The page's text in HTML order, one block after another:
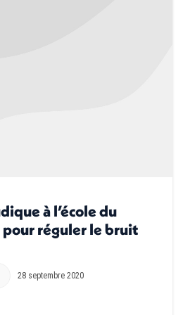
à l’école du
réguler le bruit
28 septembre 2020